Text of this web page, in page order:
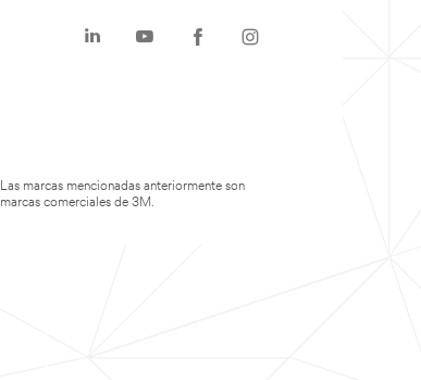
Las marcas mencionadas anteriormente son
marcas comerciales de 3M.